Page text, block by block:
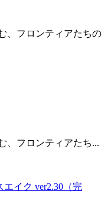
、フロンティアたちの
、フロンティアたち...